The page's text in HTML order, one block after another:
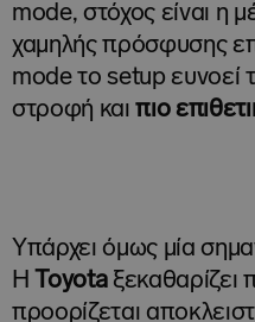
mode, στόχος είναι η
χαμηλής πρόσφυσης
mode το setup ευνοεί
στροφή καιπιο
Υπάρχει όμως μία
Η
Toyotaξεκαθαρίζει
προορίζεται